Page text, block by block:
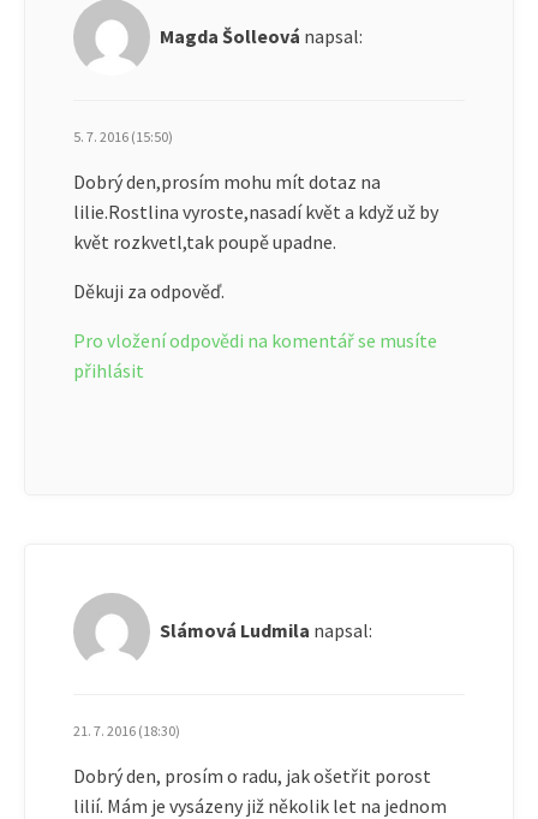
Magda Šolleová napsal:
5. 7. 2016 (15:50)
Dobrý den,prosím mohu mít dotaz na
lilie.Rostlina vyroste,nasadí květ a když už by
květ rozkvetl,tak poupě upadne.
Děkuji za odpověď.
Pro vložení odpovědi na komentář se musíte
přihlásit
Slámová Ludmila napsal:
21. 7. 2016 (18:30)
Dobrý den, prosím o radu, jak ošetřit porost
lilií. Mám je vysázeny již několik let na jednom